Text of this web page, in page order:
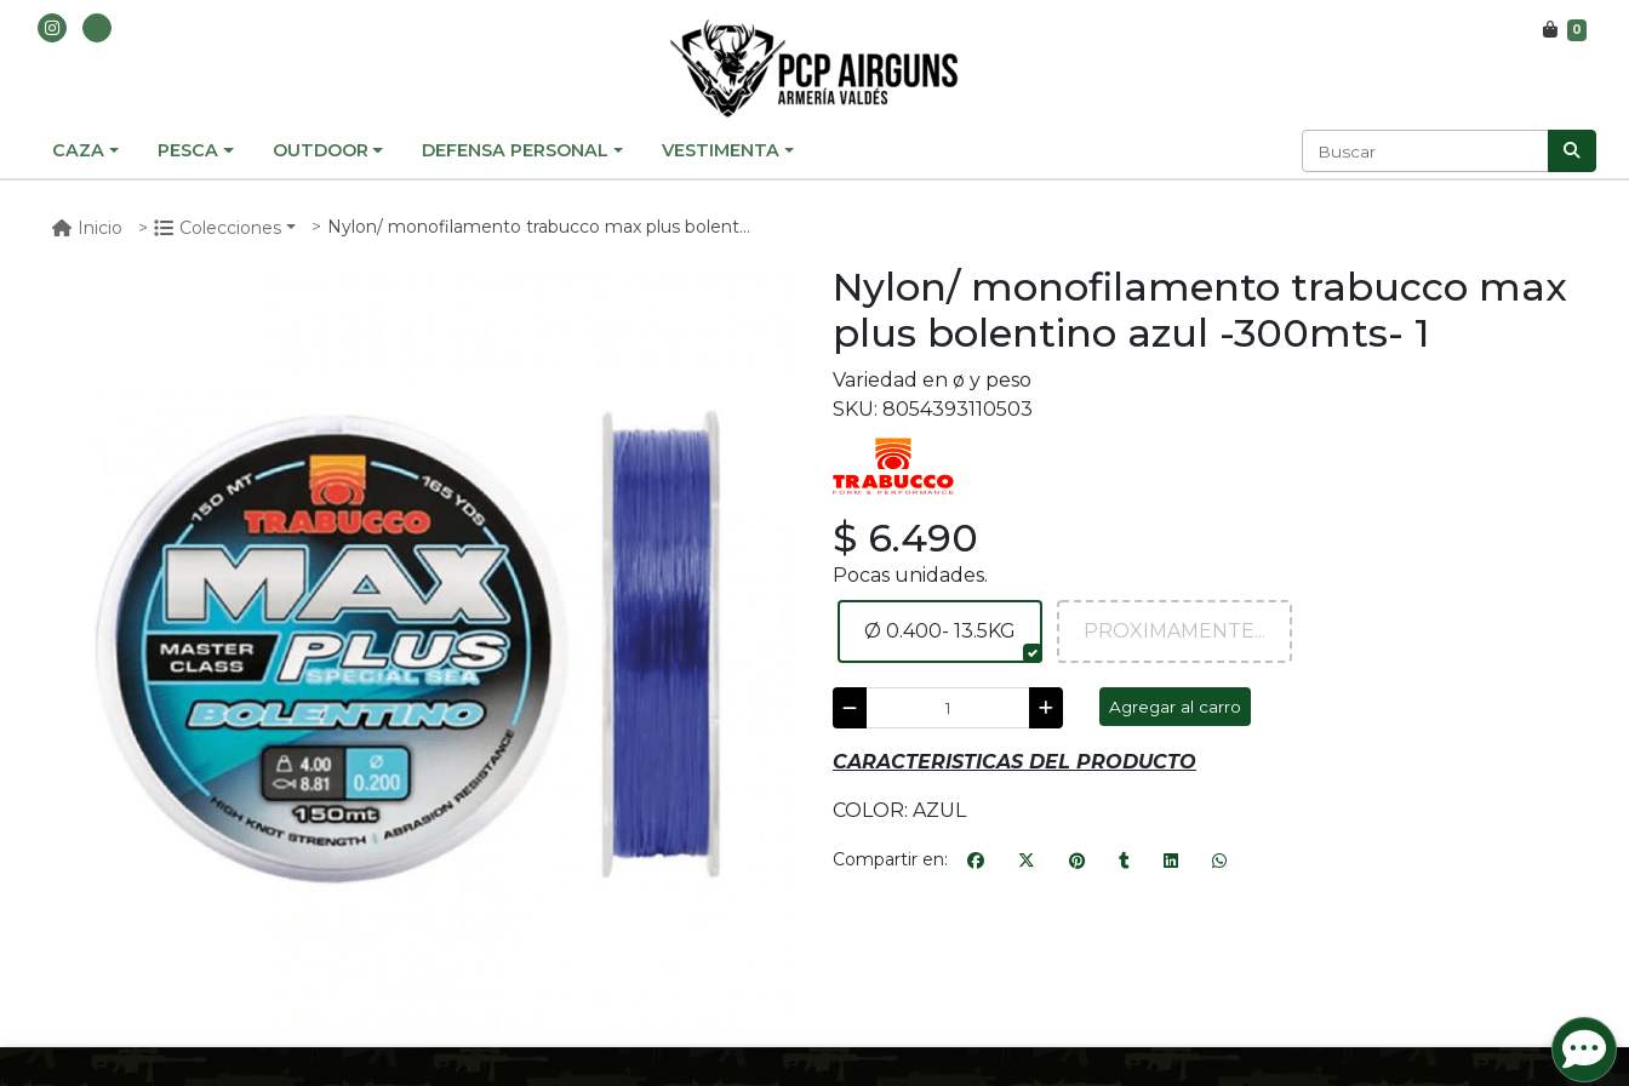
0
CAZA PESCA OUTDOOR DEFENSA PERSONAL VESTIMENTA
Inicio Colecciones Nylon/ monofilamento trabucco max plus bolentino azul -300mts- 1
Nylon/ monofilamento trabucco max
plus bolentino azul -300mts- 1
Variedad en ø y peso
SKU: 8054393110503
$ 6.490
Pocas unidades.
Ø 0.400- 13.5KG PROXIMAMENTE...
Agregar al carro
CARACTERISTICAS DEL PRODUCTO
COLOR: AZUL
Compartir en: